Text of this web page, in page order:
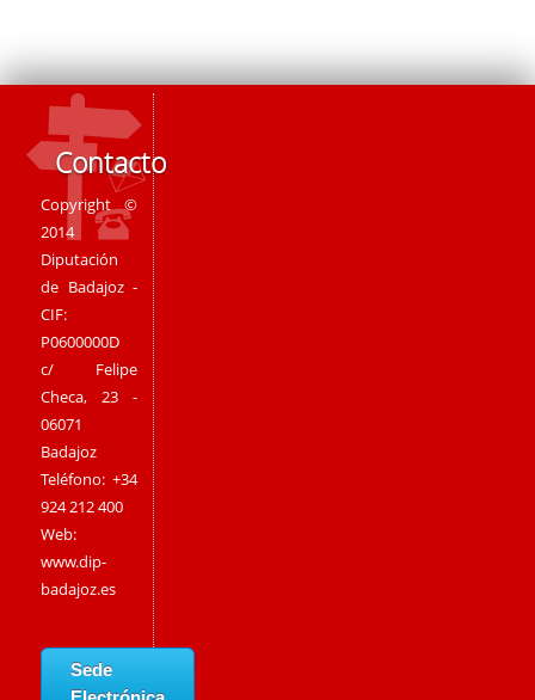
Contacto
Copyright ©
2014
Diputación
de Badajoz -
CIF:
P0600000D
c/ Felipe
Checa, 23 -
06071
Badajoz
Teléfono: +34
924 212 400
Web:
www.dip-
badajoz.es
Sede